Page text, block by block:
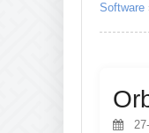
Software